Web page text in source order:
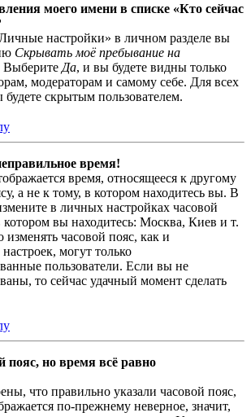
моего имени в списке «Кто сейчас
настройки» в личном разделе вы
Скрывать моё пребывание на
Выберите Да, и вы будете видны только
модераторам и самому себе. Для всех
скрытым пользователем.
время!
время, относящееся к другому
а не к тому, в котором находитесь вы. В
в личных настройках часовой
котором вы находитесь: Москва, Киев и т.
изменять часовой пояс, как и
могут только
пользователи. Если вы не
то сейчас удачный момент сделать
пояс, но время всё равно
что правильно указали часовой пояс,
по-прежнему неверное, значит,